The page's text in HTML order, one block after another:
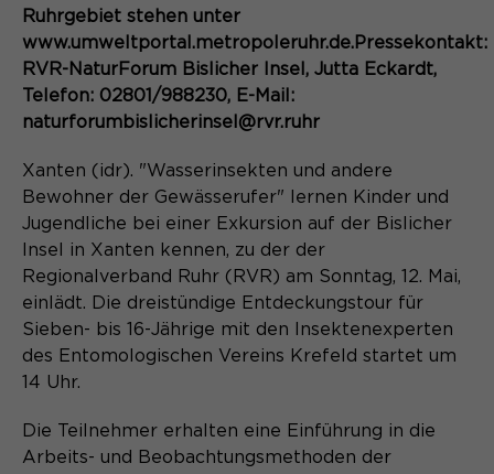
Zweck
Content Management System dieser
unerlässlich, damit Ihr Besuch auf der
Website angenehm und flüssig wird:
Sie ermöglichen es der Website, Sie
zu erkennen und somit Ihre Sitzung
einem Benutzer-Login für einen
geschlossenen Bereich die Benutzer-
ID als verschlüsselten Wert (sog.
"hash-Wert") zum entsprechenden
Datenbankeintrag des Nutzers.
Name
Anbieter Session-Cookies
Name _pk_id*
Anbieter Matomo
Laufzeit 13 Monate
Zweck
Dient zur anonymen
Anbieter Matomo
Laufzeit
Speichert vorübergehend Daten der
aktuellen Sitzung.
Cookie-Informationen
Aktivierung Mehrsprachigkeit
Diese Cookies ermöglichen die automatische
Name googtrans
Anbieter GTranslate Inc.
Laufzeit 1 Jahr
Zweck
Speichert die vom Nutzer gewählte
Sprache für die automatische
Cookie-Informationen
Ruhrgebiet stehen unter
www.umweltportal.metropoleruhr.de.Pressekontakt:
RVR-NaturForum Bislicher Insel, Jutta Eckardt,
Telefon: 02801/988230, E-Mail:
naturforumbislicherinsel@rvr.ruhr
Xanten (idr). "Wasserinsekten und andere
Bewohner der Gewässerufer" lernen Kinder und
Jugendliche bei einer Exkursion auf der Bislicher
Insel in Xanten kennen, zu der der
Regionalverband Ruhr (RVR) am Sonntag, 12. Mai,
einlädt. Die dreistündige Entdeckungstour für
Sieben- bis 16-Jährige mit den Insektenexperten
des Entomologischen Vereins Krefeld startet um
14 Uhr.
Die Teilnehmer erhalten eine Einführung in die
Arbeits- und Beobachtungsmethoden der